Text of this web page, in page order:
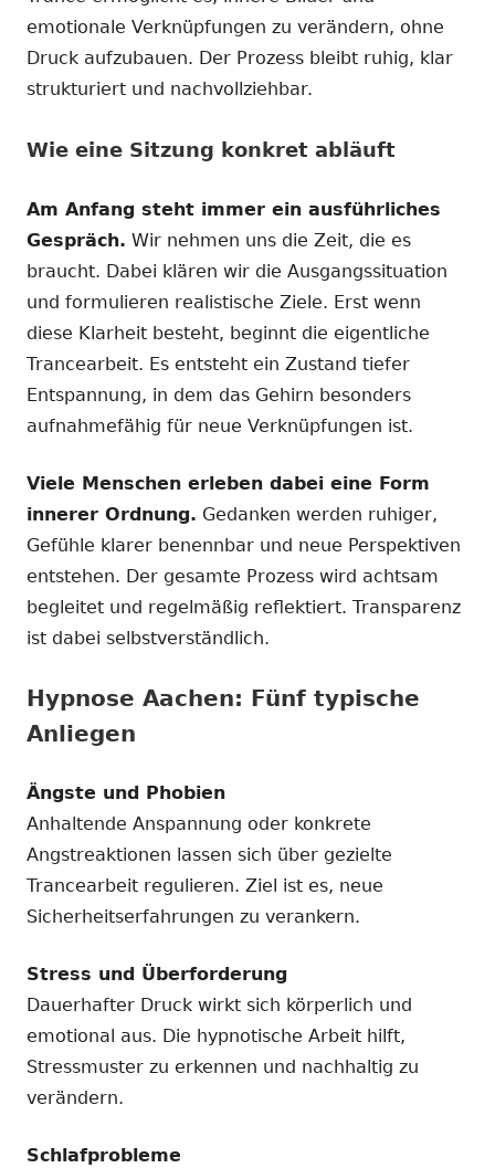
emotionale Verknüpfungen zu verändern, ohne
Druck aufzubauen. Der Prozess bleibt ruhig, klar
strukturiert und nachvollziehbar.
Wie eine Sitzung konkret abläuft
Am Anfang steht immer ein ausführliches
Gespräch. Wir nehmen uns die Zeit, die es
braucht. Dabei klären wir die Ausgangssituation
und formulieren realistische Ziele. Erst wenn
diese Klarheit besteht, beginnt die eigentliche
Trancearbeit. Es entsteht ein Zustand tiefer
Entspannung, in dem das Gehirn besonders
aufnahmefähig für neue Verknüpfungen ist.
Viele Menschen erleben dabei eine Form
innerer Ordnung. Gedanken werden ruhiger,
Gefühle klarer benennbar und neue Perspektiven
entstehen. Der gesamte Prozess wird achtsam
begleitet und regelmäßig reflektiert. Transparenz
ist dabei selbstverständlich.
Hypnose Aachen: Fünf typische
Anliegen
Ängste und Phobien
Anhaltende Anspannung oder konkrete
Angstreaktionen lassen sich über gezielte
Trancearbeit regulieren. Ziel ist es, neue
Sicherheitserfahrungen zu verankern.
Stress und Überforderung
Dauerhafter Druck wirkt sich körperlich und
emotional aus. Die hypnotische Arbeit hilft,
Stressmuster zu erkennen und nachhaltig zu
verändern.
Schlafprobleme